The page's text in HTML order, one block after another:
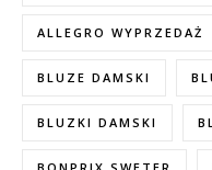
ALLEGRO WYPRZEDAŻ
BLUZE DAMSKI
BLUZKI DAMSKI